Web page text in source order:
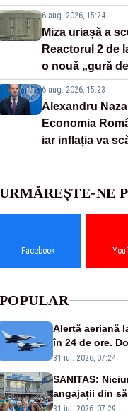
6 aug. 2026, 15:24
Miza uriașă a
Reactorul 2 de
o nouă „gură
6 aug. 2026, 15:23
Alexandru
Economia
iar inflația va
URMĂREȘTE-NE
Facebook
POPULAR
Alertă aeriană
în 24 de ore.
britanice au
31 iul. 2026, 07:24
SANITAS:
angajații din
salarizării